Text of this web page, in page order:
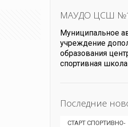
МАУДО ЦСШ
Муниципальное
учреждение
образования
спортивная
Последние
СТАРТ СПОРТИВНО-